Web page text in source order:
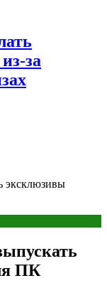
за
эксклюзивы
ПК